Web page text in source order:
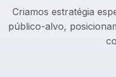
Criamos estratégia
público-alvo,